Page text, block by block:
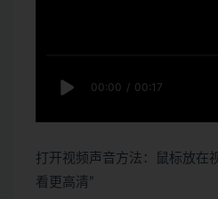
打开视频声音方法：鼠标放在
看更高清”